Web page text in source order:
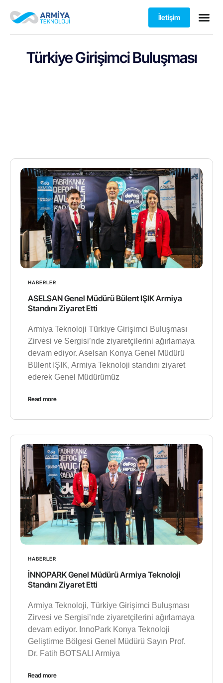
İletişim
Türkiye Girişimci Buluşması
HABERLER
ASELSAN Genel Müdürü Bülent IŞIK Armiya
Standını Ziyaret Etti
Armiya Teknoloji Türkiye Girişimci Buluşması
Zirvesi ve Sergisi’nde ziyaretçilerini ağırlamaya
devam ediyor. Aselsan Konya Genel Müdürü
Bülent IŞIK, Armiya Teknoloji standını ziyaret
ederek Genel Müdürümüz
Read more
HABERLER
İNNOPARK Genel Müdürü Armiya Teknoloji
Standını Ziyaret Etti
Armiya Teknoloji, Türkiye Girişimci Buluşması
Zirvesi ve Sergisi’nde ziyaretçilerini ağırlamaya
devam ediyor. InnoPark Konya Teknoloji
Geliştirme Bölgesi Genel Müdürü Sayın Prof.
Dr. Fatih BOTSALI Armiya
Read more